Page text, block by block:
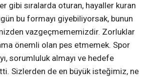
gibi sıralarda oturan, hayaller kuran
bu formayı giyebiliyorsak, bunun
vazgeçmememizdir. Zorluklar
önemli olan pes etmemek. Spor
sorumluluk almayı ve hedefe
Sizlerden de en büyük isteğimiz, ne